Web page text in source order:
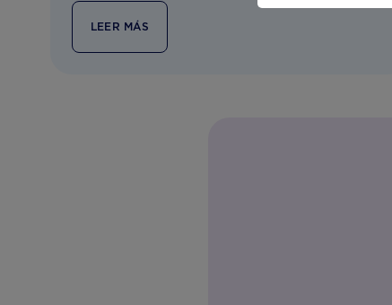
LEER MÁS